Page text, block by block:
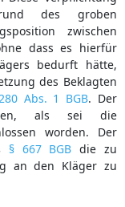
des groben
zwischen
dass es hierfür
bedurft hätte,
des Beklagten
Abs. 1 BGB. Der
als sei die
worden. Der
§ 667 BGB die zu
an den Kläger zu